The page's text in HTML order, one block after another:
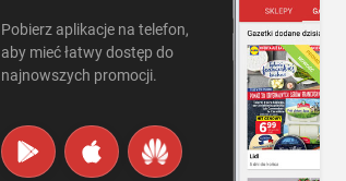
Pobierz aplikacje na telefon,
aby mieć łatwy dostęp do
najnowszych promocji.